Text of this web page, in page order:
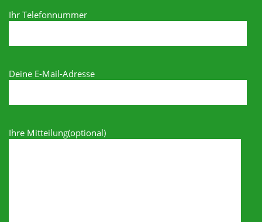
Ihr Telefonnummer
Deine E-Mail-Adresse
Ihre Mitteilung(optional)